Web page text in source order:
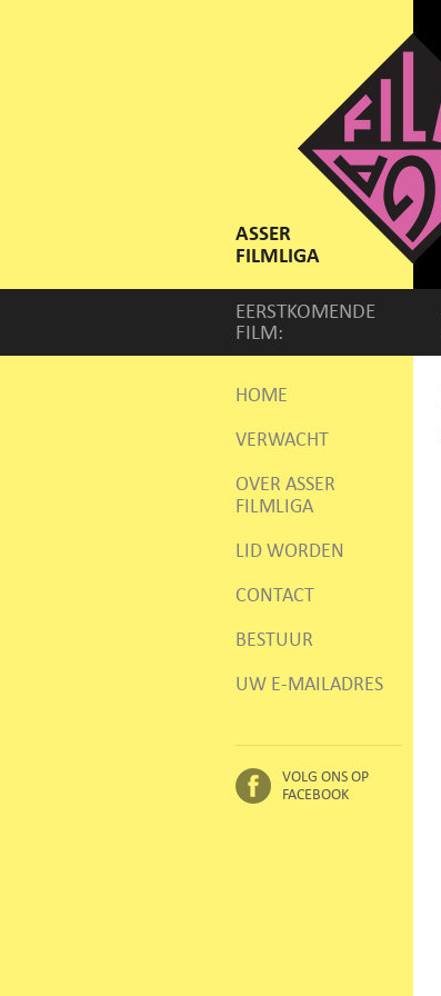
ASSER
FILMLIGA
EERSTKOMENDE
FILM:
HOME
VERWACHT
OVER ASSER
FILMLIGA
LID WORDEN
CONTACT
BESTUUR
UW E-MAILADRES
VOLG ONS OP
FACEBOOK